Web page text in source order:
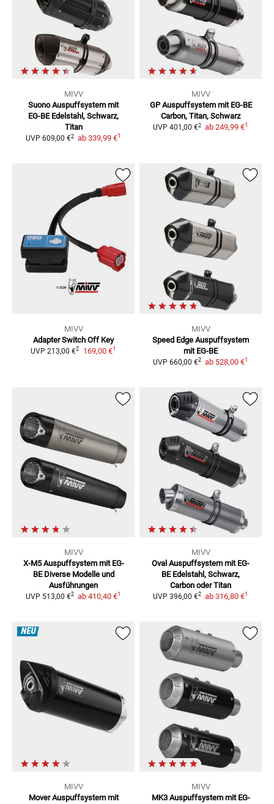
MIVV
Suono Auspuffsystem mit
EG-BE Edelstahl, Schwarz,
Titan
UVP 609,00 €2 ab 339,99 €1
MIVV
GP Auspuffsystem mit EG-BE
Carbon, Titan, Schwarz
UVP 401,00 €2 ab 249,99 €1
MIVV
Adapter Switch Off Key
UVP 213,00 €2 169,00 €1
MIVV
Speed Edge Auspuffsystem
mit EG-BE
UVP 660,00 €2 ab 528,00 €1
MIVV
X-M5 Auspuffsystem mit EG-
BE Diverse Modelle und
Ausführungen
UVP 513,00 €2 ab 410,40 €1
MIVV
Oval Auspuffsystem mit EG-
BE Edelstahl, Schwarz,
Carbon oder Titan
UVP 396,00 €2 ab 316,80 €1
NEU
MIVV
Mover Auspuffsystem mit
MIVV
MK3 Auspuffsystem mit EG-